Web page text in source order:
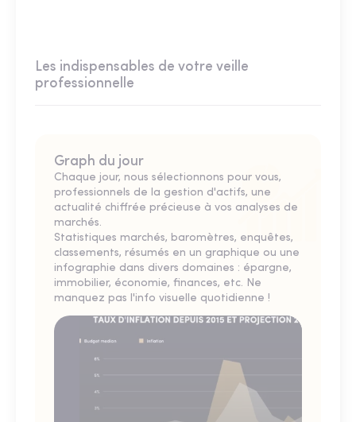
Les indispensables de votre veille
professionnelle
Graph du jour
Chaque jour, nous sélectionnons pour vous,
professionnels de la gestion d'actifs, une
actualité chiffrée précieuse à vos analyses de
marchés.
Statistiques marchés, baromètres, enquêtes,
classements, résumés en un graphique ou une
infographie dans divers domaines : épargne,
immobilier, économie, finances, etc. Ne
manquez pas l'info visuelle quotidienne !